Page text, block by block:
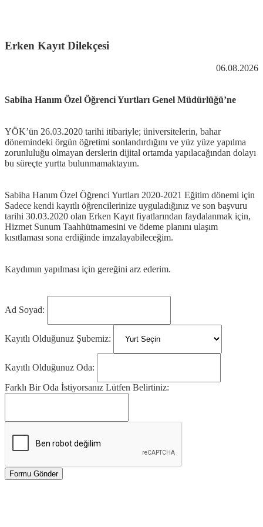
Erken Kayıt Dilekçesi
06.08.2026
Sabiha Hanım Özel Öğrenci Yurtları Genel Müdürlüğü’ne
YÖK’ün 26.03.2020 tarihi itibariyle; üniversitelerin, bahar
dönemindeki örgün öğretimi sonlandırdığını ve yüz yüze yapılma
zorunluluğu olmayan derslerin dijital ortamda yapılacağından dolayı
bu süreçte yurtta bulunmamaktayım.
Sabiha Hanım Özel Öğrenci Yurtları 2020-2021 Eğitim dönemi için
Sadece kendi kayıtlı öğrencilerinize uyguladığınız ve son başvuru
tarihi 30.03.2020 olan Erken Kayıt fiyatlarından faydalanmak için,
Hizmet Sunum Taahhütnamesini ve ödeme planını ulaşım
kısıtlaması sona erdiğinde imzalayabileceğim.
Kaydımın yapılması için gereğini arz ederim.
Ad Soyad:
Kayıtlı Olduğunuz Şubemiz:
Kayıtlı Olduğunuz Oda:
Farklı Bir Oda İstiyorsanız Lütfen Belirtiniz:
Formu Gönder